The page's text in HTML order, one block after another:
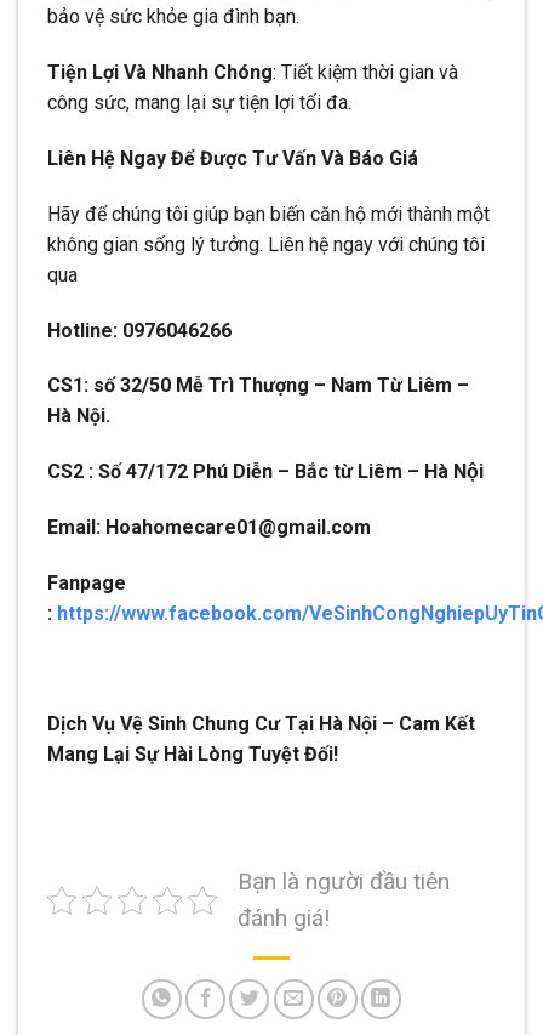
bảo vệ sức khỏe gia đình bạn.
Tiện Lợi Và Nhanh Chóng: Tiết kiệm thời gian và
công sức, mang lại sự tiện lợi tối đa.
Liên Hệ Ngay Để Được Tư Vấn Và Báo Giá
Hãy để chúng tôi giúp bạn biến căn hộ mới thành một
không gian sống lý tưởng. Liên hệ ngay với chúng tôi
qua
Hotline: 0976046266
CS1: số 32/50 Mễ Trì Thượng – Nam Từ Liêm –
Hà Nội.
CS2 : Số 47/172 Phú Diễn – Bắc từ Liêm – Hà Nội
Email: Hoahomecare01@gmail.com
Fanpage
: https://www.facebook.com/
Dịch Vụ Vệ Sinh Chung Cư Tại Hà Nội – Cam Kết
Mang Lại Sự Hài Lòng Tuyệt Đối!
Bạn là người đầu tiên
đánh giá!